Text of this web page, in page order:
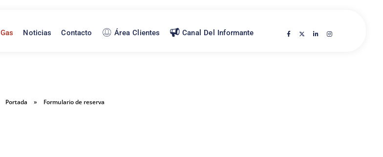
Gas Noticias Contacto Área Clientes Canal Del Informante
Portada » Formulario de reserva